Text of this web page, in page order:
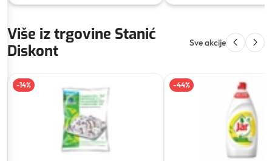
Više iz trgovine Stanić
Diskont
Sve akcije
-14% -44%